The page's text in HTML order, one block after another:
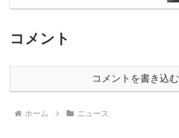
コメント
コメントを書き込む
ホーム ニュース